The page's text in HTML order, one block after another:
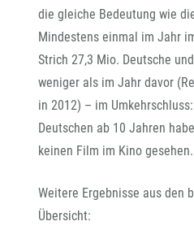
die gleiche Bedeutung wie
Mindestens einmal im Jahr
Strich 27,3 Mio. Deutsche
weniger als im Jahr davor
in 2012) – im
Deutschen ab 10 Jahren
keinen Film im Kino gesehen.
Weitere Ergebnisse aus den
Übersicht: